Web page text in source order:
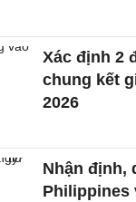
Xác định 2
chung kết
2026
Nhận định,
Philippines